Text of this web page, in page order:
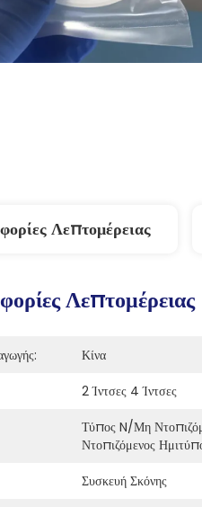
Λεπτομέρειας
Λεπτομέρειας
Κίνα
2 Ίντσες 4 Ίντσες
Τύπος N/μη
Ντοπιζόμενος
Συσκευή Σκόνης